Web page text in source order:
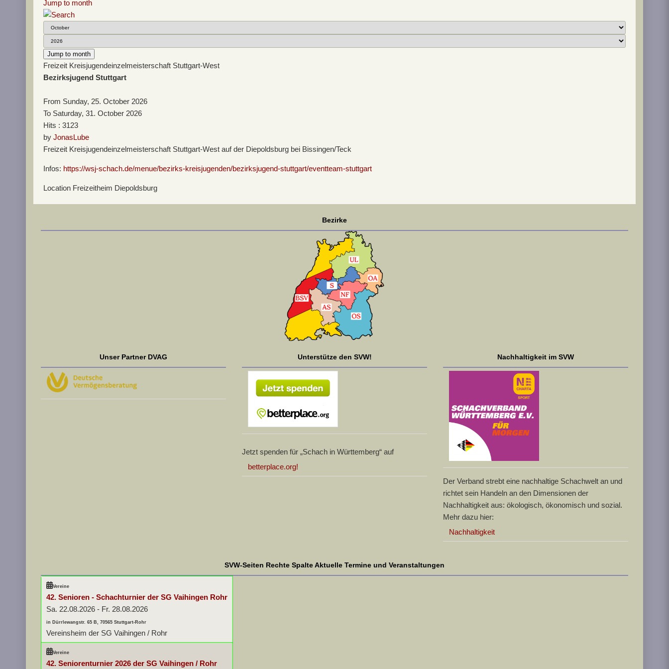
Jump to month
Jump to month
Freizeit Kreisjugendeinzelmeisterschaft Stuttgart-West
Bezirksjugend Stuttgart
From Sunday, 25. October 2026
To Saturday, 31. October 2026
Hits : 3123
by JonasLube
Freizeit Kreisjugendeinzelmeisterschaft Stuttgart-West auf der Diepoldsburg bei Bissingen/Teck
Infos: https://wsj-schach.de/menue/bezirks-kreisjugenden/bezirksjugend-stuttgart/eventteam-stuttgart
Location Freizeitheim Diepoldsburg
Bezirke
Unser Partner DVAG Unterstütze den SVW!
Jetzt spenden für „Schach in Württemberg“ auf
betterplace.org!
Nachhaltigkeit im SVW
Der Verband strebt eine nachhaltige Schachwelt an und
richtet sein Handeln an den Dimensionen der
Nachhaltigkeit aus: ökologisch, ökonomisch und sozial.
Mehr dazu hier:
Nachhaltigkeit
SVW-Seiten Rechte Spalte Aktuelle Termine und Veranstaltungen
Vereine
42. Senioren - Schachturnier der SG Vaihingen Rohr
Sa. 22.08.2026 - Fr. 28.08.2026
in Dürrlewangstr. 65 B, 70565 Stuttgart-Rohr
Vereinsheim der SG Vaihingen / Rohr
Vereine
42. Seniorenturnier 2026 der SG Vaihingen / Rohr